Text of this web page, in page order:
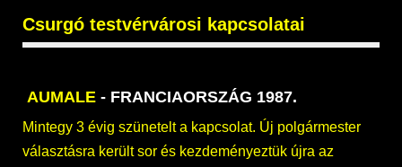
Csurgó testvérvárosi kapcsolatai
AUMALE - FRANCIAORSZÁG 1987.
Mintegy 3 évig szünetelt a kapcsolat. Új polgármester
választásra került sor és kezdeményeztük újra az